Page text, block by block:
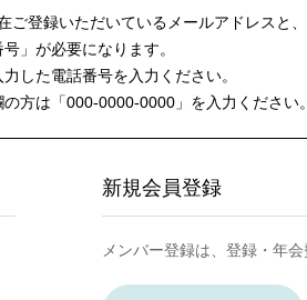
ご登録いただいているメールアドレスと、
号」が必要になります。
した電話番号を入力ください。
の方は 「000-0000-0000」を入力ください。
新規会員登録
メンバー登録は、登録・年会